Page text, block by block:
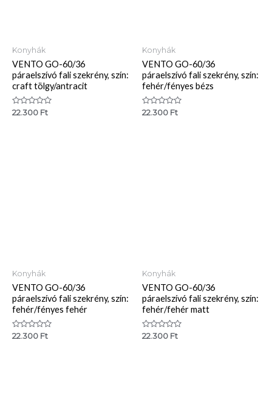
Konyhák
VENTO GO-60/36
páraelszívó fali szekrény, szín:
craft tölgy/antracit
Értékelés:
22.300 Ft
Konyhák
VENTO GO-60/36
páraelszívó fali szekrény, szín:
fehér/fényes bézs
Értékelés:
22.300 Ft
Konyhák
VENTO GO-60/36
páraelszívó fali szekrény, szín:
fehér/fényes fehér
Értékelés:
22.300 Ft
Konyhák
VENTO GO-60/36
páraelszívó fali szekrény, szín:
fehér/fehér matt
Értékelés:
22.300 Ft